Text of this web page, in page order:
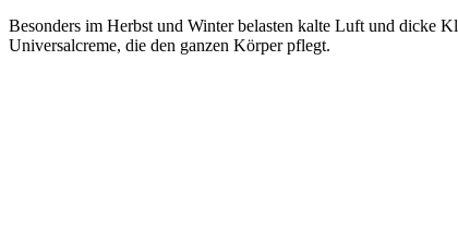
Besonders im Herbst und Winter belasten kalte Luft und dicke
Universalcreme, die den ganzen Körper pflegt.